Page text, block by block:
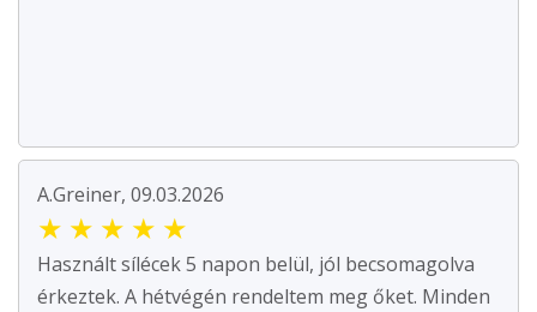
A.Greiner, 09.03.2026
★ ★ ★ ★ ★
Használt sílécek 5 napon belül, jól becsomagolva
érkeztek. A hétvégén rendeltem meg őket. Minden